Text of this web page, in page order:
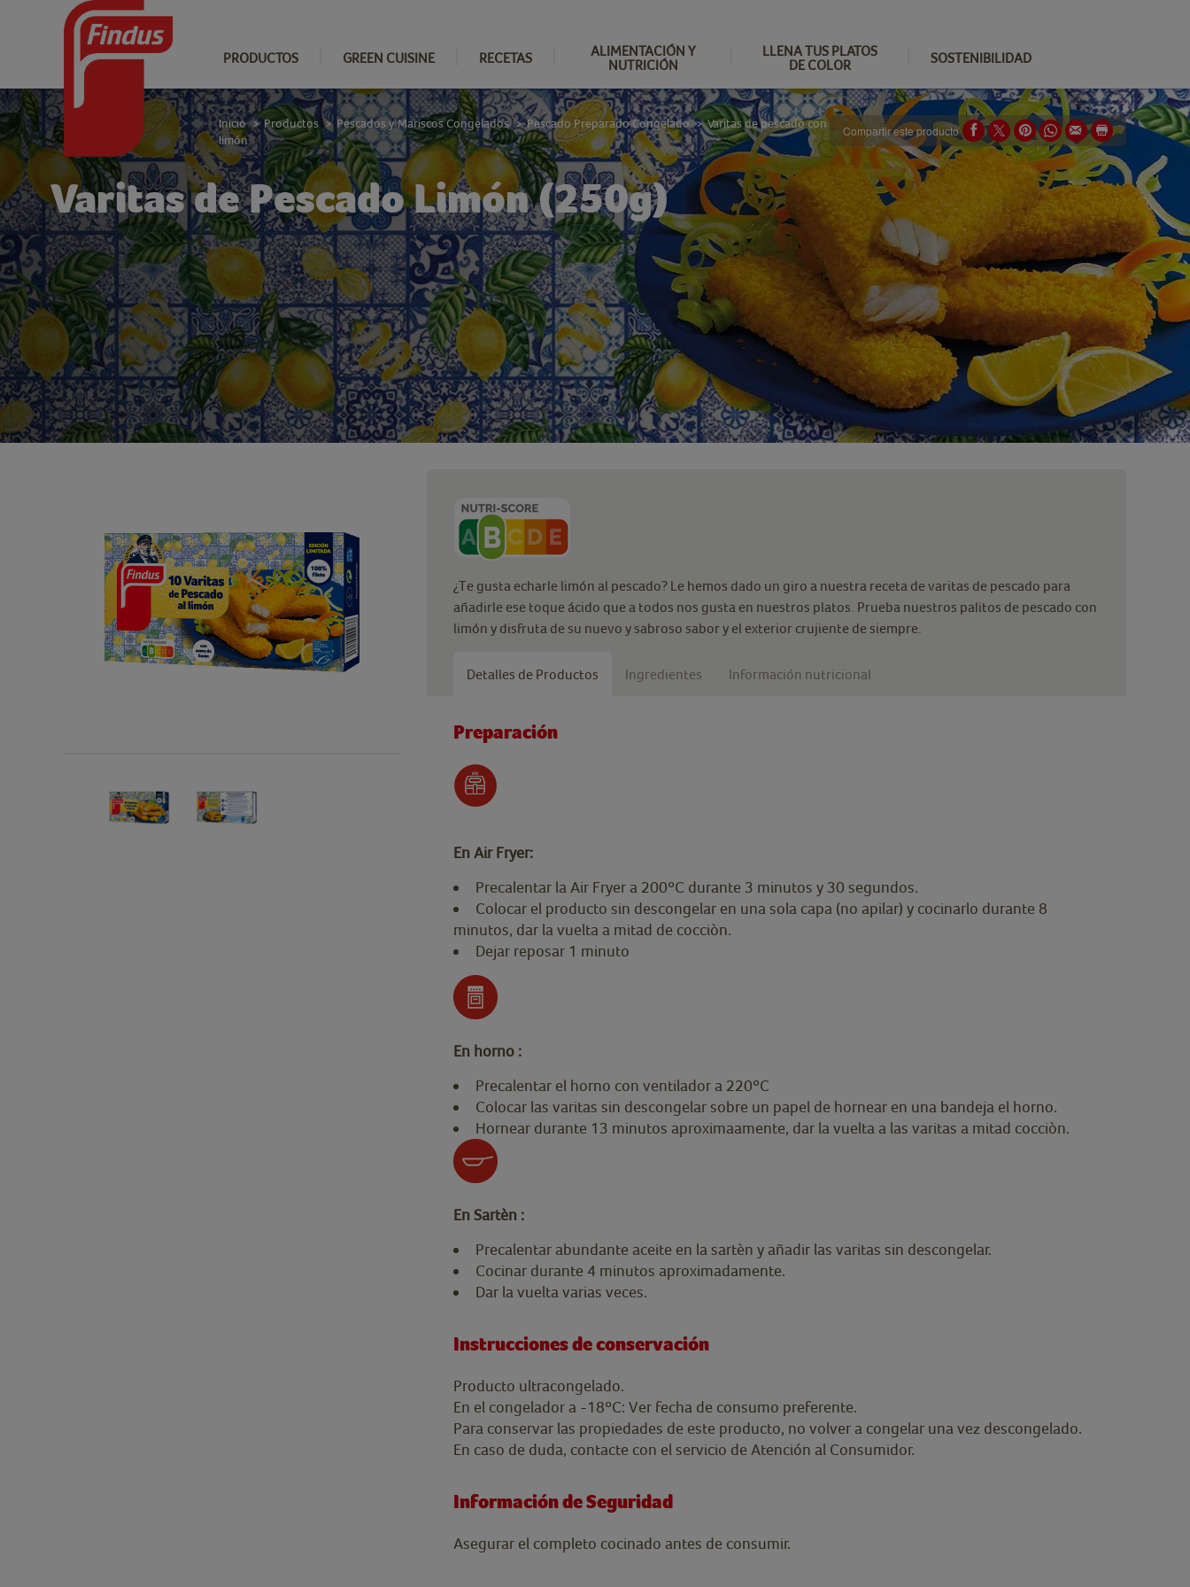
PRODUCTOS GREEN CUISINE RECETAS
ALIMENTACIÓN Y
NUTRICIÓN
LLENA TUS PLATOS
DE COLOR
SOSTENIBILIDAD
Varitas de Pescado Limón (250g)
Inicio > Productos > Pescados y Mariscos Congelados > Pescado Preparado Congelado > Varitas de pescado con
limón
Compartir este producto
¿Te gusta echarle limón al pescado? Le hemos dado un giro a nuestra receta de varitas de pescado para
añadirle ese toque ácido que a todos nos gusta en nuestros platos. Prueba nuestros palitos de pescado con
limón y disfruta de su nuevo y sabroso sabor y el exterior crujiente de siempre.
Detalles de Productos Ingredientes Información nutricional
Preparación
En Air Fryer:
Precalentar la Air Fryer a 200ºC durante 3 minutos y 30 segundos.
Colocar el producto sin descongelar en una sola capa (no apilar) y cocinarlo durante 8
minutos, dar la vuelta a mitad de cocciòn.
Dejar reposar 1 minuto
En horno :
Precalentar el horno con ventilador a 220ºC
Colocar las varitas sin descongelar sobre un papel de hornear en una bandeja el horno.
Hornear durante 13 minutos aproximaamente, dar la vuelta a las varitas a mitad cocciòn.
En Sartèn :
Precalentar abundante aceite en la sartèn y añadir las varitas sin descongelar.
Cocinar durante 4 minutos aproximadamente.
Dar la vuelta varias veces.
Instrucciones de conservación
Producto ultracongelado.
En el congelador a -18ºC: Ver fecha de consumo preferente.
Para conservar las propiedades de este producto, no volver a congelar una vez descongelado.
En caso de duda, contacte con el servicio de Atención al Consumidor.
Información de Seguridad
Asegurar el completo cocinado antes de consumir.